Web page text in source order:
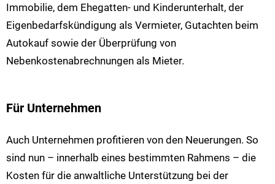
Immobilie, dem Ehegatten- und Kinderunterhalt, der
Eigenbedarfskündigung als Vermieter, Gutachten beim
Autokauf sowie der Überprüfung von
Nebenkostenabrechnungen als Mieter.
Für Unternehmen
Auch Unternehmen profitieren von den Neuerungen. So
sind nun – innerhalb eines bestimmten Rahmens – die
Kosten für die anwaltliche Unterstützung bei der